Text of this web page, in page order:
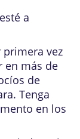
a
vez
en más de
de
Tenga
en los